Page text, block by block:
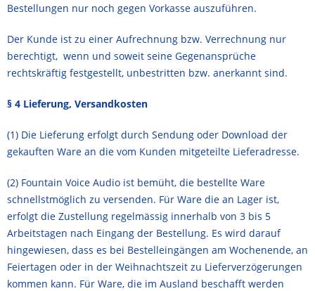
Bestellungen nur noch gegen Vorkasse auszuführen.
Der Kunde ist zu einer Aufrechnung bzw. Verrechnung nur
berechtigt, wenn und soweit seine Gegenansprüche
rechtskräftig festgestellt, unbestritten bzw. anerkannt sind.
§ 4 Lieferung, Versandkosten
(1) Die Lieferung erfolgt durch Sendung oder Download der
gekauften Ware an die vom Kunden mitgeteilte Lieferadresse.
(2) Fountain Voice Audio ist bemüht, die bestellte Ware
schnellstmöglich zu versenden. Für Ware die an Lager ist,
erfolgt die Zustellung regelmässig innerhalb von 3 bis 5
Arbeitstagen nach Eingang der Bestellung. Es wird darauf
hingewiesen, dass es bei Bestelleingängen am Wochenende, an
Feiertagen oder in der Weihnachtszeit zu Lieferverzögerungen
kommen kann. Für Ware, die im Ausland beschafft werden